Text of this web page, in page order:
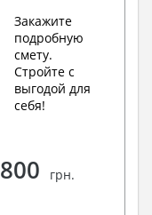
Закажите
подробную
смету.
Стройте с
выгодой для
себя!
грн.